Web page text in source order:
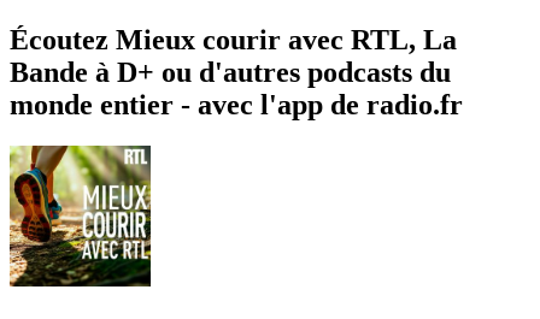
Écoutez Mieux courir avec RTL, La
Bande à D+ ou d'autres podcasts du
monde entier - avec l'app de radio.fr